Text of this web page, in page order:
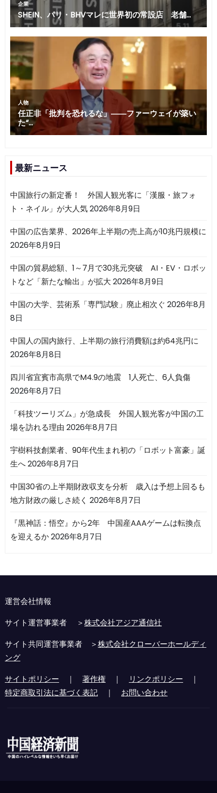
最新ニュース
中国旅行の新定番！ 外国人観光客に「漢服・旅フォ
ト・ネイル」が大人気2026年8月9日
中国の広告業界、2026年上半期の売上高が10兆円規模に
2026年8月9日
中国の貿易総額、1～7月で30兆元突破 AI・EV・ロボッ
トなど「新たな輸出」が拡大 2026年8月9日
中国の大学、芸術系「専門試験」廃止相次ぐ 2026年8月
8日
中国人の国内旅行、上半期の旅行消費額は約64兆円に
2026年8月8日
四川省宜賓市高県でM4.9の地震 1人死亡、6人負傷
2026年8月7日
「科技ツーリズム」が急成長 外国人観光客が中国の工
場を訪れる理由 2026年8月7日
宇樹科技創業者、90年代生まれ初の「ロボット富豪」誕
生へ2026年8月7日
中国30省の上半期財政収支を分析 歳入は予想上回るも
地方財政の厳しさ続く 2026年8月7日
『黒神話：悟空』から2年 中国産AAAゲームは転換点
を迎えるか2026年8月7日
運営会社情報
サイト運営事業者 ＞株式会社アジア通信社
サイト共同運営事業者 ＞株式会社クローバーホールディ
ング
サイトポリシー ｜ 著作権 ｜ リンクポリシー ｜
特定商取引法に基づく表記 ｜ お問い合わせ